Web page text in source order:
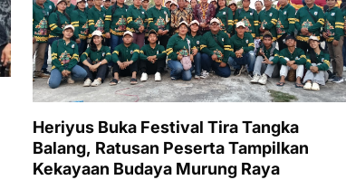
Heriyus Buka Festival Tira Tangka
Balang, Ratusan Peserta Tampilkan
Kekayaan Budaya Murung Raya